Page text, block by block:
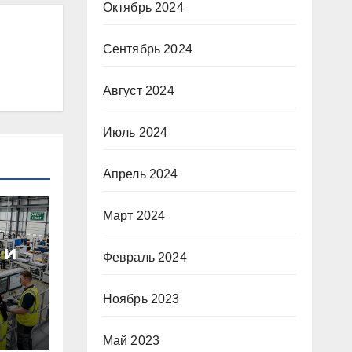
и
Октябрь 2024
Сентябрь 2024
Август 2024
Июль 2024
Апрель 2024
Март 2024
Февраль 2024
Ноябрь 2023
Май 2023